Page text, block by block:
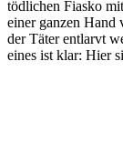
tödlichen Fiasko
einer ganzen Hand
der Täter entlarvt
eines ist klar: Hier